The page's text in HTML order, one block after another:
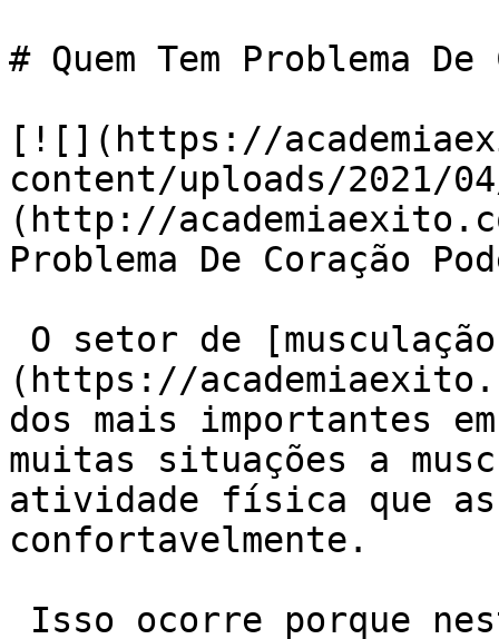
# Quem Tem Problema
[![](https://
content/uploads/2021/
(http://
Problema De Coração
(https://
dos mais importantes
muitas situações a
atividade física que as
confortavelmente.